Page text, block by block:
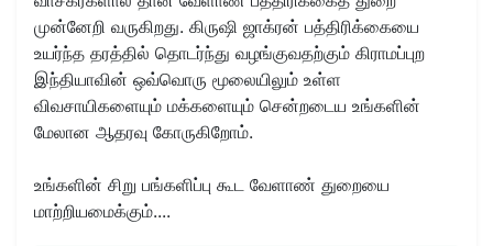
முன்னேறி வருகிறது. கிருஷி ஜாக்ரன் பத்திரிக்கையை
உயர்ந்த தரத்தில் தொடர்ந்து வழங்குவதற்கும் கிராமப்புற
இந்தியாவின் ஒவ்வொரு மூலையிலும் உள்ள
விவசாயிகளையும் மக்களையும் சென்றடைய உங்களின்
மேலான ஆதரவு கோருகிறோம்.
உங்களின் சிறு பங்களிப்பு கூட வேளாண் துறையை
மாற்றியமைக்கும்....